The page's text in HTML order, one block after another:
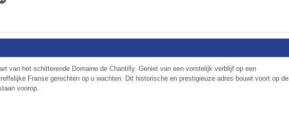
van het schitterende Domaine de Chantilly. Geniet van een vorstelijk verblijf op een
Franse gerechten op u wachten. Dit historische en prestigieuze adres bouwt voort op de
voorop.